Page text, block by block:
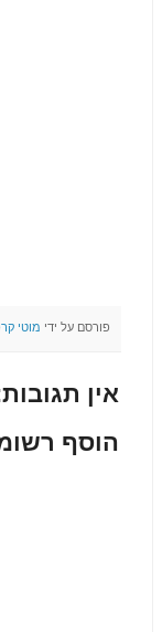
פורסם על ידי מוטי
אין
הוסף